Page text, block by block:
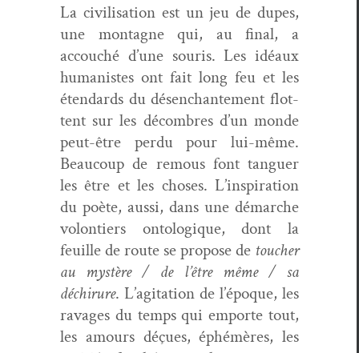
La civil­i­sa­tion est un jeu de dupes,
une mon­tagne qui, au final, a
accouché d’une souris. Les idéaux
human­istes ont fait long feu et les
éten­dards du désen­chante­ment flot­
tent sur les décom­bres d’un monde
peut-être per­du pour lui-même.
Beau­coup de remous font tanguer
les être et les choses. L’inspiration
du poète, aus­si, dans une démarche
volon­tiers ontologique, dont la
feuille de route se pro­pose de touch­er
au mys­tère / de l’être même / sa
déchirure. L’agitation de l’époque, les
rav­ages du temps qui emporte tout,
les amours déçues, éphémères, les